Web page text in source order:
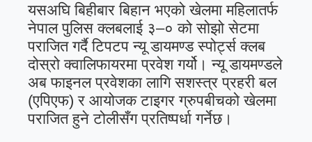
यसअघि बिहीबार बिहान भएको खेलमा महिलातर्फ
नेपाल पुलिस क्लबलाई ३–० को सोझो सेटमा
पराजित गर्दै टिपटप न्यू डायमण्ड स्पोर्ट्स क्लब
दोस्रो क्वालिफायरमा प्रवेश गर्यो। न्यू डायमण्डले
अब फाइनल प्रवेशका लागि सशस्त्र प्रहरी बल
(एपिएफ) र आयोजक टाइगर ग्रुपबीचको खेलमा
पराजित हुने टोलीसँग प्रतिष्पर्धा गर्नेछ।